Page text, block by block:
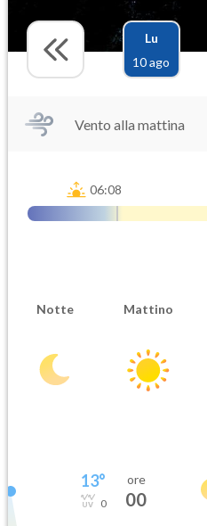
Lu
10 ago
Vento alla mattina
06:08
Notte Mattino
13°
0
ore
00